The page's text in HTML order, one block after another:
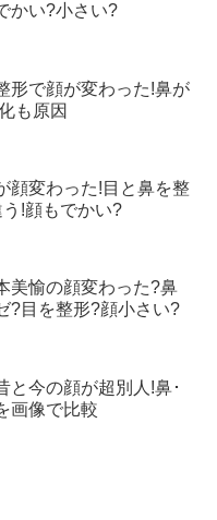
かい?小さい?
形で顔が変わった!鼻が
も原因
顔変わった!目と鼻を整
!顔もでかい?
美愉の顔変わった?鼻
?目を整形?顔小さい?
と今の顔が超別人!鼻･
画像で比較